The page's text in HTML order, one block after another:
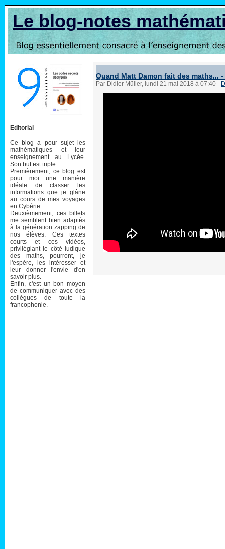
Le blog-notes
Editorial
Ce blog a pour sujet les
mathématiques et leur
enseignement au Lycée.
Son but est triple.
Premièrement, ce blog est
pour moi une manière
idéale de classer les
informations que je glâne
au cours de mes voyages
en Cybérie.
Deuxièmement, ces billets
me semblent bien adaptés
à la génération zapping de
nos élèves. Ces textes
courts et ces vidéos,
privilégiant le côté ludique
des maths, pourront, je
l'espère, les intéresser et
leur donner l'envie d'en
savoir plus.
Enfin, c'est un bon moyen
de communiquer avec des
collègues de toute la
francophonie.
Quand Matt Damon fait des maths...
Par Didier Müller, lundi 21 mai 2018 à 07:40 -